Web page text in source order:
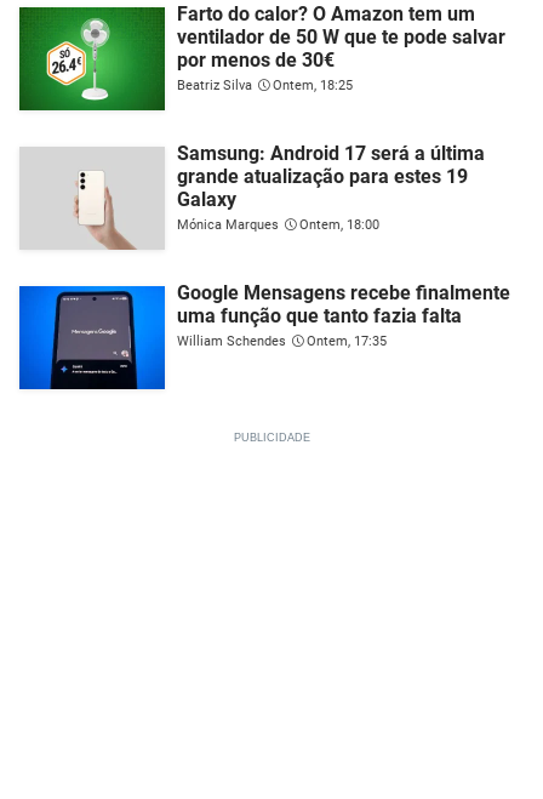
Farto do calor? O Amazon tem um
ventilador de 50 W que te pode salvar
por menos de 30€
Beatriz Silva Ontem, 18:25
Samsung: Android 17 será a última
grande atualização para estes 19
Galaxy
Mónica Marques Ontem, 18:00
Google Mensagens recebe finalmente
uma função que tanto fazia falta
William Schendes Ontem, 17:35